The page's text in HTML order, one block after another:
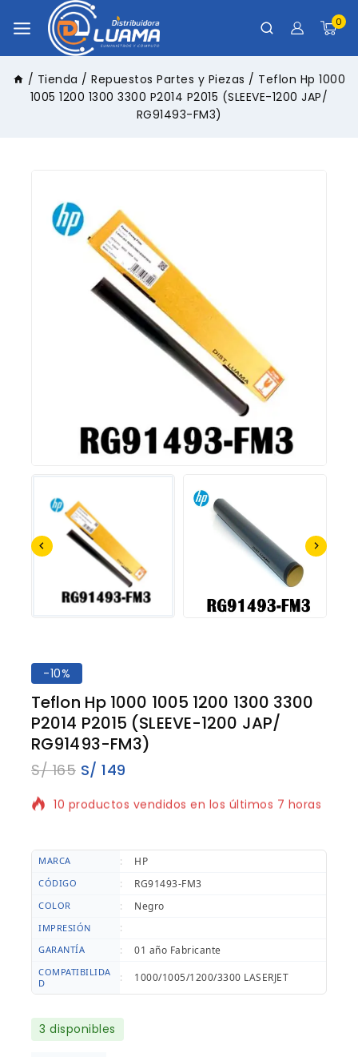
0
/ Tienda / Repuestos Partes y Piezas / Teflon Hp 1000
1005 1200 1300 3300 P2014 P2015 (SLEEVE-1200 JAP/
RG91493-FM3)
-10%
Teflon Hp 1000 1005 1200 1300 3300
P2014 P2015 (SLEEVE-1200 JAP/
RG91493-FM3)
S/165 S/ 149
10 productos vendidos en los últimos 7 horas
¡Se vende rápido! ¡Terminado! 15 la gente
MARCA : HP
CÓDIGO : RG91493-FM3
COLOR : Negro
IMPRESIÓN :
GARANTÍA : 01 año Fabricante
COMPATIBILIDA
D
: 1000/1005/1200/3300 LASERJET
3 disponibles